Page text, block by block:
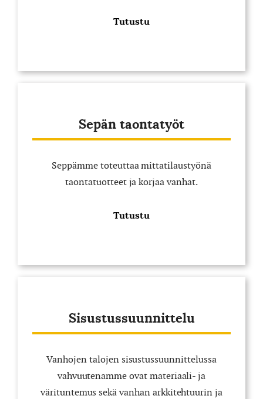
Tutustu
Sepän taontatyöt
Seppämme toteuttaa mittatilaustyönä
taontatuotteet ja korjaa vanhat.
Tutustu
Sisustussuunnittelu
Vanhojen talojen sisustussuunnittelussa
vahvuutenamme ovat materiaali- ja
värituntemus sekä vanhan arkkitehtuurin ja